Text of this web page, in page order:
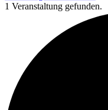
1 Veranstaltung gefunden.